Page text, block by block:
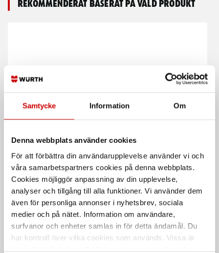
Samtycke Information Om
Denna webbplats använder cookies
För att förbättra din användarupplevelse använder vi och
våra samarbetspartners cookies på denna webbplats.
Cookies möjliggör anpassning av din upplevelse,
analyser och tillgång till alla funktioner. Vi använder dem
även för personliga annonser i nyhetsbrev, sociala
medier och på nätet. Information om användare,
surfvanor och enheter samlas in för detta ändamål. Du
har kontroll över vilka cookies som används. Vissa är
tekniskt nödvändiga. Godkännande av statistik- och
Rekommenderat baserat på vald produkt
Vinkelskrapa Ergo
Plastblad till Skrapa
Quicklock